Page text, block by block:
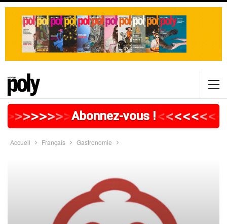
>>>>>>>>>>>>>>>>>
Abonnez-vous !<<<<<<<<
Accueil Français Gastronomie